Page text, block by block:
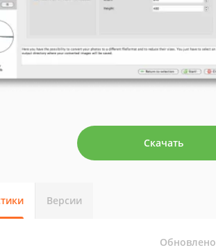
Скачать
Версии
Обновлено